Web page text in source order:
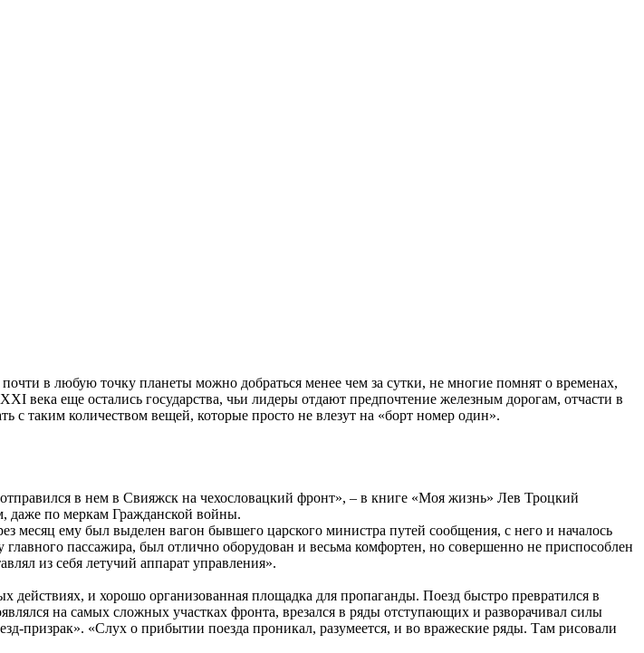
в любую точку планеты можно добраться менее чем за сутки, не многие помнят о временах,
века еще остались государства, чьи лидеры отдают предпочтение железным дорогам, отчасти в
с таким количеством вещей, которые просто не влезут на «борт номер один».
в нем в Свияжск на чехословацкий фронт», – в книге «Моя жизнь» Лев Троцкий
даже по меркам Гражданской войны.
ему был выделен вагон бывшего царского министра путей сообщения, с него и началось
пассажира, был отлично оборудован и весьма комфортен, но совершенно не приспособлен
из себя летучий аппарат управления».
и хорошо организованная площадка для пропаганды. Поезд быстро превратился в
на самых сложных участках фронта, врезался в ряды отступающих и разворачивал силы
призрак». «Слух о прибытии поезда проникал, разумеется, и во вражеские ряды. Там рисовали